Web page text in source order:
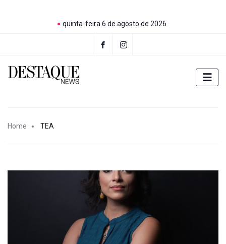
quinta-feira 6 de agosto de 2026
Home TEA